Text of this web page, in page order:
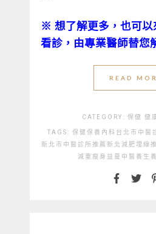
※ 想了解更多，也可
看診，由專業醫師替您
READ
CATEGORY: 保健 健
TAGS: 保健保養 內科 台北市中醫
新北市中醫診所推薦 新北減肥埋線
減重 瘦身 益曼中醫 養生